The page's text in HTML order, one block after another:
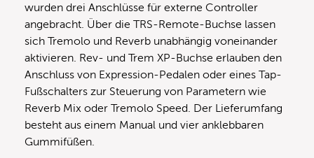
wurden drei Anschlüsse für externe Controller
angebracht. Über die TRS-Remote-Buchse lassen
sich Tremolo und Reverb unabhängig voneinander
aktivieren. Rev- und Trem XP-Buchse erlauben den
Anschluss von Expression-Pedalen oder eines Tap-
Fußschalters zur Steuerung von Parametern wie
Reverb Mix oder Tremolo Speed. Der Lieferumfang
besteht aus einem Manual und vier anklebbaren
Gummifüßen.